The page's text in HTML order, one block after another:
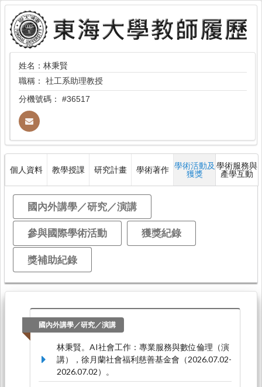
姓名：林秉賢
職稱： 社工系助理教授
分機號碼： #36517
個人資料 教學授課 研究計畫 學術著作 學術活動及
獲獎
學術服務與
產學互動
國內外講學／研究／演講
參與國際學術活動 獲獎紀錄
獎補助紀錄
國內外講學／研究／演講
林秉賢。AI社會工作：專業服務與數位倫理（演
講），徐月蘭社會福利慈善基金會（2026.07.02-
2026.07.02）。